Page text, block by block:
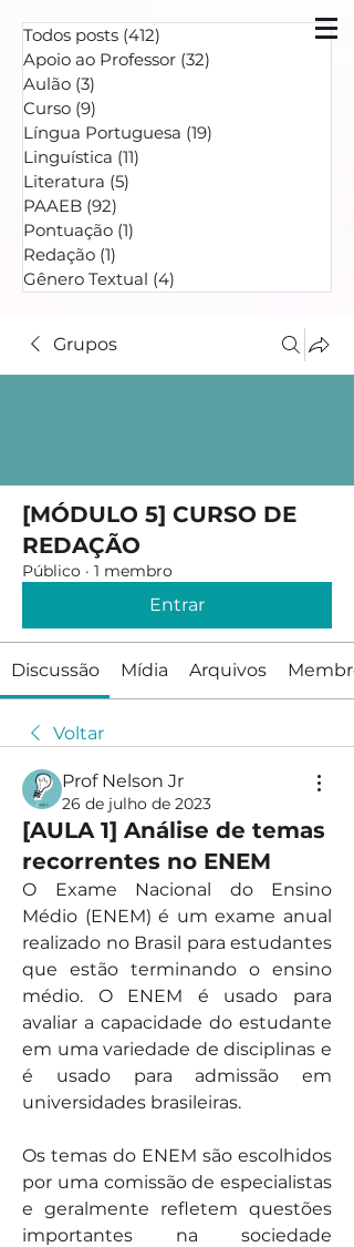
Todos posts (412)
Apoio ao Professor (32)
Aulão (3)
Curso (9)
Língua Portuguesa (19)
Linguística (11)
Literatura (5)
PAAEB (92)
Pontuação (1)
Redação (1)
Gênero Textual (4)
Grupos
[MÓDULO 5] CURSO DE
REDAÇÃO
Público · 1 membro
Entrar
Discussão Mídia Arquivos
Voltar
Prof Nelson Jr
26 de julho de 2023
[AULA 1] Análise de temas
recorrentes no ENEM
O Exame Nacional do Ensino
Médio (ENEM) é um exame anual
realizado no Brasil para estudantes
que estão terminando o ensino
médio. O ENEM é usado para
avaliar a capacidade do estudante
em uma variedade de disciplinas e
é usado para admissão em
universidades brasileiras.
Os temas do ENEM são escolhidos
por uma comissão de especialistas
e geralmente refletem questões
importantes na sociedade